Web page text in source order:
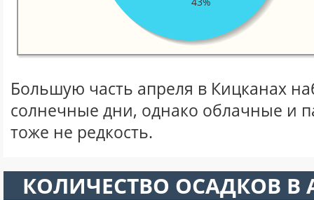
Большую часть апреля в Кицканах
солнечные дни, однако облачные и
тоже не редкость.
КОЛИЧЕСТВО ОСАДКОВ В